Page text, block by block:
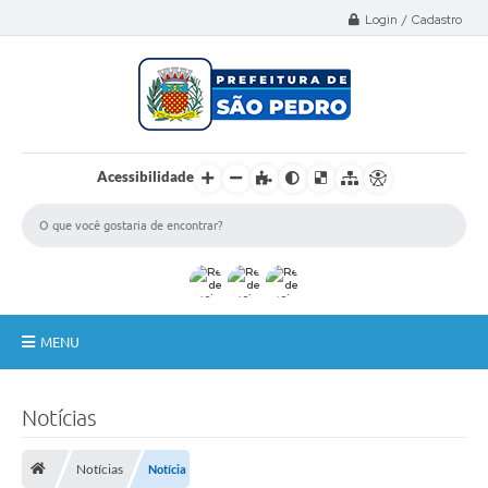
Login / Cadastro
Acessibilidade
MENU
Secretarias
Notícias
Notícias Notícia